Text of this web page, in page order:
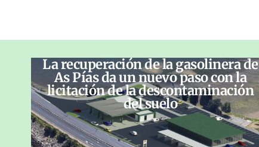
La recuperación de la gasolinera de
As Pías da un nuevo paso con la
licitación de la descontaminación
del suelo